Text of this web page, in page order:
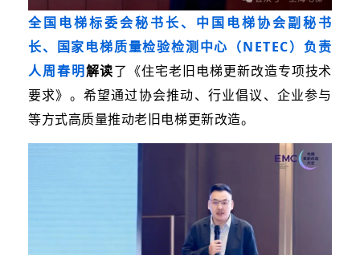
全国电梯标委会秘书长、中国电梯协会副秘书
长、国家电梯质量检验检测中心（NETEC）负责
人周春明解读了《住宅老旧电梯更新改造专项技术
要求》。 希望通过协会推动、行业倡议、企业参与
等方式高质量推动老旧电梯更新改造。